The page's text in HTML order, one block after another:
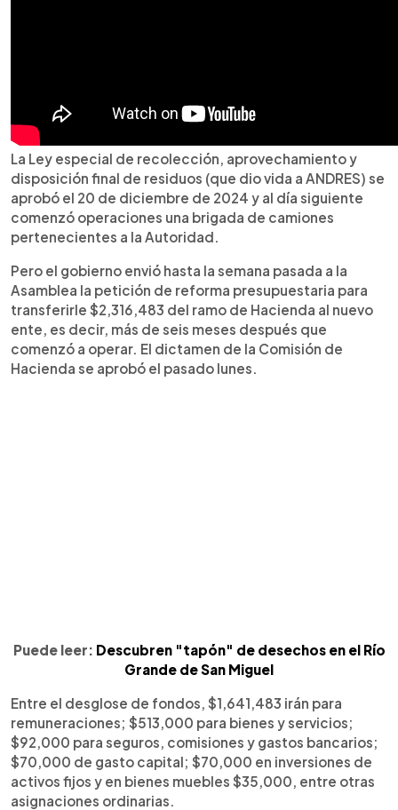
La Ley especial de recolección, aprovechamiento y
disposición final de residuos (que dio vida a ANDRES) se
aprobó el 20 de diciembre de 2024 y al día siguiente
comenzó operaciones una brigada de camiones
pertenecientes a la Autoridad.
Pero el gobierno envió hasta la semana pasada a la
Asamblea la petición de reforma presupuestaria para
transferirle $2,316,483 del ramo de Hacienda al nuevo
ente, es decir, más de seis meses después que
comenzó a operar. El dictamen de la Comisión de
Hacienda se aprobó el pasado lunes.
Puede leer: Descubren "tapón" de desechos en el Río
Grande de San Miguel
Entre el desglose de fondos, $1,641,483 irán para
remuneraciones; $513,000 para bienes y servicios;
$92,000 para seguros, comisiones y gastos bancarios;
$70,000 de gasto capital; $70,000 en inversiones de
activos fijos y en bienes muebles $35,000, entre otras
asignaciones ordinarias.